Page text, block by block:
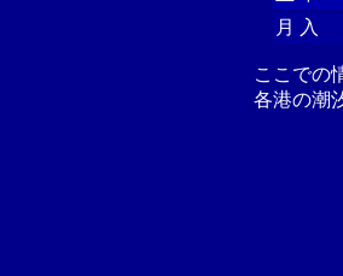
月 入
ここでの
各港の潮